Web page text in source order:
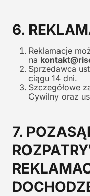
6.
Reklamacje
na
Sprzedawca
ciągu 14 dni.
Szczegółowe
Cywilny oraz
7.